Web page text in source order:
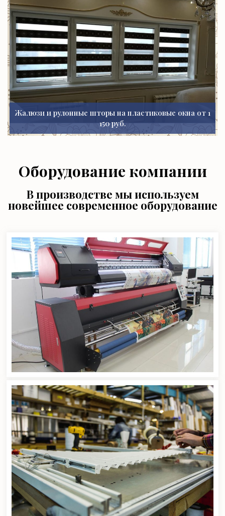
Жалюзи и рулонные шторы на пластиковые окна от 1
150 руб.
Оборудование компании
В производстве мы используем
новейшее современное оборудование